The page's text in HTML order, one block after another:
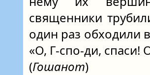
священники
один раз обходили
«О, Г-спо-ди, спаси!
(Гошанот)